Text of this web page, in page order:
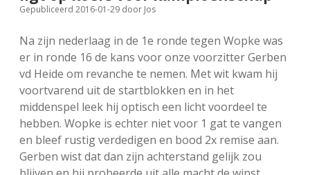
FSB: Schaakwoude II
FSB: Schaakwoude III
Koppelingen
Sponsoren
facebookinstagram
Gepubliceerd 2016-01-29 door Jos
Na zijn nederlaag in de 1e ronde tegen Wopke was
er in ronde 16 de kans voor onze voorzitter Gerben
vd Heide om revanche te nemen. Met wit kwam hij
voortvarend uit de startblokken en in het
middenspel leek hij optisch een licht voordeel te
hebben. Wopke is echter niet voor 1 gat te vangen
en bleef rustig verdedigen en bood 2x remise aan.
Gerben wist dat dan zijn achterstand gelijk zou